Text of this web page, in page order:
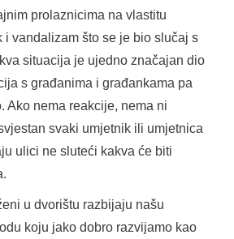
prolaznicima na vlastitu
i vandalizam što se je bio slučaj s
situacija je ujedno značajan dio
s građanima i građankama pa
Ako nema reakcije, nema ni
svaki umjetnik ili umjetnica
ulici ne sluteći kakva će biti
u dvorištu razbijaju našu
koju jako dobro razvijamo kao